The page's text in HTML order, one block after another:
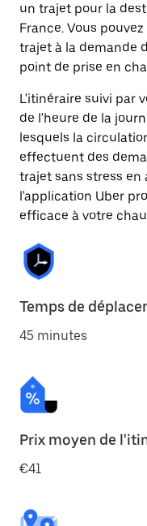
un trajet pour la
France. Vous
trajet à la demande
point de prise en
L'itinéraire suivi par
de l'heure de la
lesquels la
effectuent des
trajet sans stress
l'application Uber
efficace à votre
Temps de
45 minutes
Prix moyen de
€41